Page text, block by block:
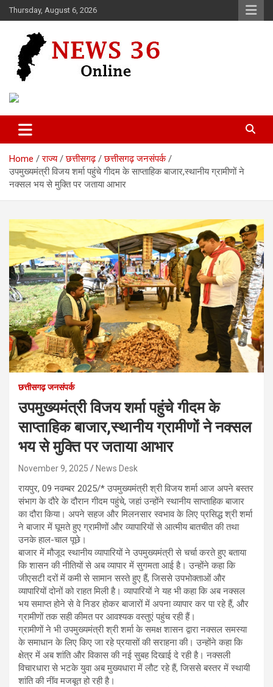
Skip
to
Thursday, August 6, 2026
News 36
Home राज्य छत्तीसगढ़
छत्तीसगढ़ जनसंपर्क
उपमुख्यमंत्री विजय शर्मा पहुंचे गीदम के साप्ताहिक बाजार,स्थानीय ग्रामीणों ने
नक्सल भय से मुक्ति पर जताया आभार
छत्तीसगढ़ जनसंपर्क
उपमुख्यमंत्री विजय शर्मा पहुंचे गीदम के
साप्ताहिक बाजार,स्थानीय ग्रामीणों ने नक्सल
भय से मुक्ति पर जताया आभार
November 9, 2025 News Desk
रायपुर, 09 नवम्बर 2025/* उपमुख्यमंत्री श्री विजय शर्मा आज अपने बस्तर
संभाग के दौरे के दौरान गीदम पहुंचे, जहां उन्होंने स्थानीय साप्ताहिक बाजार
का दौरा किया। अपने सहज और मिलनसार स्वभाव के लिए प्रसिद्ध श्री शर्मा
ने बाजार में घूमते हुए ग्रामीणों और व्यापारियों से आत्मीय बातचीत की तथा
उनके हाल-चाल पूछे।
बाजार में मौजूद स्थानीय व्यापारियों ने उपमुख्यमंत्री से चर्चा करते हुए बताया
कि शासन की नीतियों से अब व्यापार में सुगमता आई है। उन्होंने कहा कि
जीएसटी दरों में कमी से सामान सस्ते हुए हैं, जिससे उपभोक्ताओं और
व्यापारियों दोनों को राहत मिली है। व्यापारियों ने यह भी कहा कि अब नक्सल
भय समाप्त होने से वे निडर होकर बाजारों में अपना व्यापार कर पा रहे हैं, और
ग्रामीणों तक सही कीमत पर आवश्यक वस्तुएं पहुंच रही हैं।
ग्रामीणों ने भी उपमुख्यमंत्री श्री शर्मा के समक्ष शासन द्वारा नक्सल समस्या
के समाधान के लिए किए जा रहे प्रयासों की सराहना की। उन्होंने कहा कि
क्षेत्र में अब शांति और विकास की नई सुबह दिखाई दे रही है। नक्सली
विचारधारा से भटके युवा अब मुख्यधारा में लौट रहे हैं, जिससे बस्तर में स्थायी
शांति की नींव मजबूत हो रही है।